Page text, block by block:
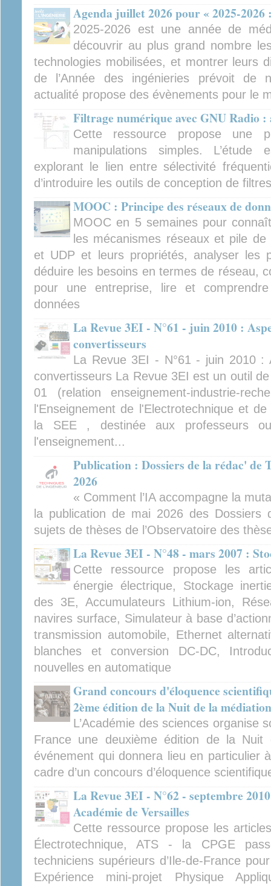
Agenda juillet 2026 pour « 2025-2026
2025-2026 est une année de
découvrir au plus grand nombre
technologies mobilisées, et montrer leurs
de l’Année des ingénieries prévoit de
actualité propose des évènements pour le
Filtrage numérique avec GNU Radio
Cette ressource propose une
manipulations simples. L’étude
explorant le lien entre sélectivité
d’introduire les outils de conception de filtres
MOOC : Principe des réseaux de
MOOC en 5 semaines pour
les mécanismes réseaux et pile
et UDP et leurs propriétés, analyser les
déduire les besoins en termes de réseau,
pour une entreprise, lire et
données
La Revue 3EI - N°61 - juin 2010 :
convertisseurs
La Revue 3EI - N°61 - juin 2010 :
convertisseurs La Revue 3EI est un outil
01 (relation enseignement-industrie-
l'Enseignement de l'Electrotechnique et
la SEE , destinée aux professeurs
l'enseignement...
Publication : Dossiers de la rédac' de
2026
« Comment l’IA accompagne la
la publication de mai 2026 des Dossiers
sujets de thèses de l’Observatoire des
La Revue 3EI - N°48 - mars 2007 :
Cette ressource propose les
énergie électrique, Stockage
des 3E, Accumulateurs Lithium-ion,
navires surface, Simulateur à base
transmission automobile, Ethernet
blanches et conversion DC-DC,
nouvelles en automatique
Grand concours d'éloquence
2ème édition de la Nuit de la
L’Académie des sciences organise
France une deuxième édition de la Nuit
événement qui donnera lieu en particulier
cadre d’un concours d’éloquence
La Revue 3EI - N°62 - septembre
Académie de Versailles
Cette ressource propose les
Électrotechnique, ATS - la CPGE
techniciens supérieurs d’Ile-de-France
Expérience mini-projet Physique